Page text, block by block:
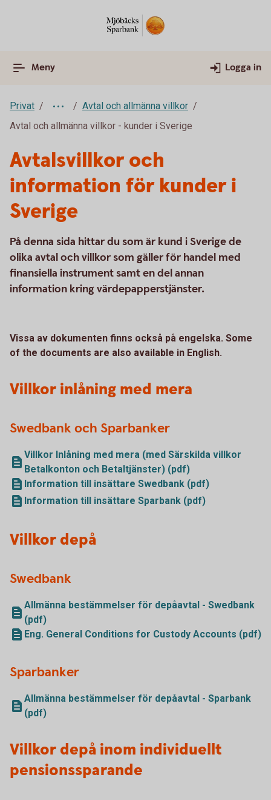
Meny Logga in
Privat
Avtal och allmänna villkor
Avtal och allmänna villkor - kunder i Sverige
Avtalsvillkor och
information för kunder i
Sverige
På denna sida hittar du som är kund i Sverige de
olika avtal och villkor som gäller för handel med
finansiella instrument samt en del annan
information kring värdepapperstjänster.
Vissa av dokumenten finns också på engelska. Some
of the documents are also available in English.
Villkor inlåning med mera
Swedbank och Sparbanker
Villkor Inlåning med mera (med Särskilda villkor
Betalkonton och Betaltjänster) (pdf)
Information till insättare Swedbank (pdf)
Information till insättare Sparbank (pdf)
Villkor depå
Swedbank
Allmänna bestämmelser för depåavtal - Swedbank
(pdf)
Eng. General Conditions for Custody Accounts (pdf)
Sparbanker
Allmänna bestämmelser för depåavtal - Sparbank
(pdf)
Villkor depå inom individuellt
pensionssparande